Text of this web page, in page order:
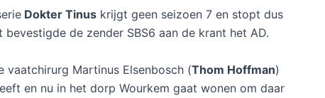
Dokter Tinus krijgt geen seizoen 7 en stopt dus
bevestigde de zender SBS6 aan de krant het AD.
vaatchirurg Martinus Elsenbosch (Thom Hoffman)
en nu in het dorp Wourkem gaat wonen om daar